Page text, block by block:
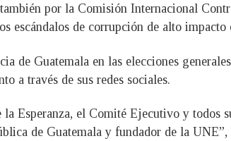
por la Comisión Internacional
escándalos de corrupción de alto
de Guatemala en las elecciones
a través de sus redes sociales.
la Esperanza, el Comité Ejecutivo y
de Guatemala y fundador de la